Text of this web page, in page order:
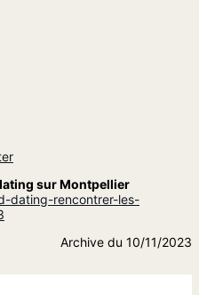
sur Montpellier
dating-rencontrer-les-
Archive du 10/11/2023